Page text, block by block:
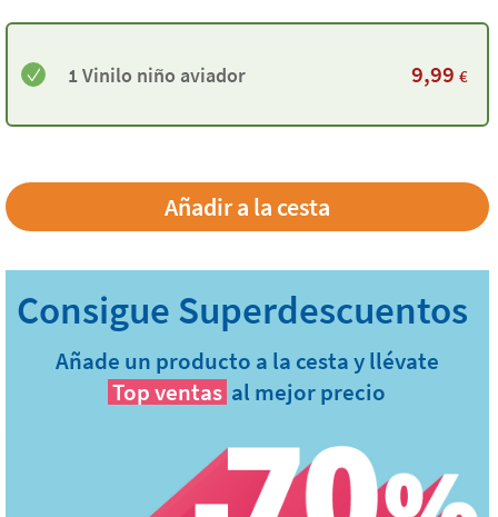
1 Vinilo niño aviador 9,99 €
Añade un producto a la cesta y llévate
Top ventas al mejor precio